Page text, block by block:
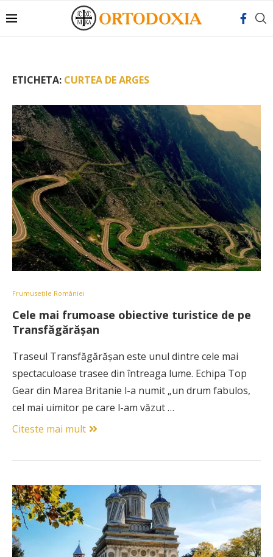
ETICHETA: CURTEA DE ARGES
Frumusețile României
Cele mai frumoase obiective turistice de pe
Transfăgărășan
Traseul Transfăgărășan este unul dintre cele mai
spectaculoase trasee din întreaga lume. Echipa Top
Gear din Marea Britanie l-a numit „un drum fabulos,
cel mai uimitor pe care l-am văzut …
Citeste mai mult